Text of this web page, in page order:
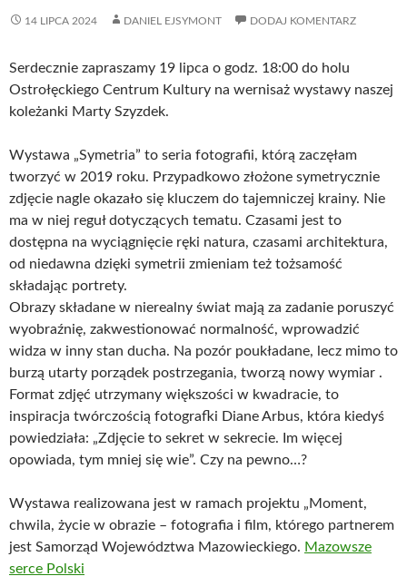
14 LIPCA 2024 DANIEL EJSYMONT DODAJ KOMENTARZ
Serdecznie zapraszamy 19 lipca o godz. 18:00 do holu
Ostrołęckiego Centrum Kultury na wernisaż wystawy naszej
koleżanki Marty Szyzdek.
Wystawa „Symetria” to seria fotografii, którą zaczęłam
tworzyć w 2019 roku. Przypadkowo złożone symetrycznie
zdjęcie nagle okazało się kluczem do tajemniczej krainy. Nie
ma w niej reguł dotyczących tematu. Czasami jest to
dostępna na wyciągnięcie ręki natura, czasami architektura,
od niedawna dzięki symetrii zmieniam też tożsamość
składając portrety.
Obrazy składane w nierealny świat mają za zadanie poruszyć
wyobraźnię, zakwestionować normalność, wprowadzić
widza w inny stan ducha. Na pozór poukładane, lecz mimo to
burzą utarty porządek postrzegania, tworzą nowy wymiar .
Format zdjęć utrzymany większości w kwadracie, to
inspiracja twórczością fotografki Diane Arbus, która kiedyś
powiedziała: „Zdjęcie to sekret w sekrecie. Im więcej
opowiada, tym mniej się wie”. Czy na pewno…?
Wystawa realizowana jest w ramach projektu „Moment,
chwila, życie w obrazie – fotografia i film, którego partnerem
jest Samorząd Województwa Mazowieckiego. Mazowsze
serce Polski